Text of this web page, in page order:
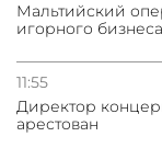
Мальтийский
игорного
11:55
Директор
арестован